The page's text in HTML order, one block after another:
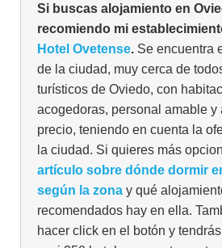
Si buscas alojamiento en
recomiendo mi
Hotel Ovetense.Se encuentra
de la ciudad, muy cerca de
turísticos de Oviedo, con
acogedoras, personal amable y
precio, teniendo en cuenta la
la ciudad. Si quieres más
artículo sobre dónde dormir
según la zonay qué
recomendados hay en ella.
hacer click en el botón y